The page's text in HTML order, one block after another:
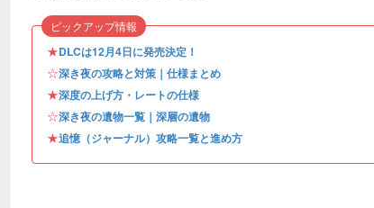
★DLCは12月4日に発売決定！
☆深き夜の攻略と対策｜仕様まとめ
★深度の上げ方・レートの仕様
☆深き夜の遺物一覧｜深層の遺物
★追憶（ジャーナル）攻略一覧と進め方
ピックアップ情報